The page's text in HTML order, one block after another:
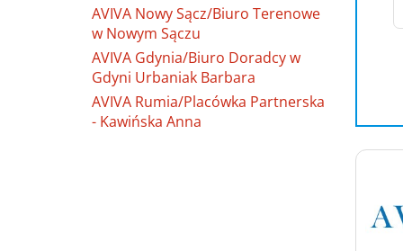
AVIVA Nowy Sącz/Biuro Terenowe
w Nowym Sączu
AVIVA Gdynia/Biuro Doradcy w
Gdyni Urbaniak Barbara
AVIVA Rumia/Placówka Partnerska
- Kawińska Anna